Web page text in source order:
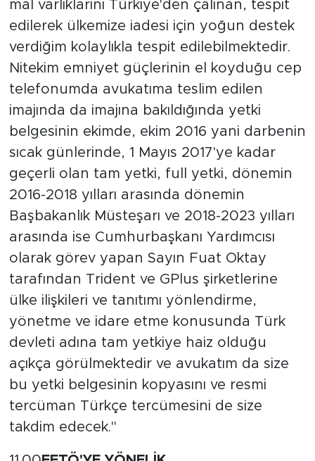
mal varlıklarını Türkiye'den çalınan, tespit
edilerek ülkemize iadesi için yoğun destek
verdiğim kolaylıkla tespit edilebilmektedir.
Nitekim emniyet güçlerinin el koyduğu cep
telefonumda avukatıma teslim edilen
imajında da imajına bakıldığında yetki
belgesinin ekimde, ekim 2016 yani darbenin
sıcak günlerinde, 1 Mayıs 2017'ye kadar
geçerli olan tam yetki, full yetki, dönemin
2016-2018 yılları arasında dönemin
Başbakanlık Müsteşarı ve 2018-2023 yılları
arasında ise Cumhurbaşkanı Yardımcısı
olarak görev yapan Sayın Fuat Oktay
tarafından Trident ve GPlus şirketlerine
ülke ilişkileri ve tanıtımı yönlendirme,
yönetme ve idare etme konusunda Türk
devleti adına tam yetkiye haiz olduğu
açıkça görülmektedir ve avukatım da size
bu yetki belgesinin kopyasını ve resmi
tercüman Türkçe tercümesini de size
takdim edecek."